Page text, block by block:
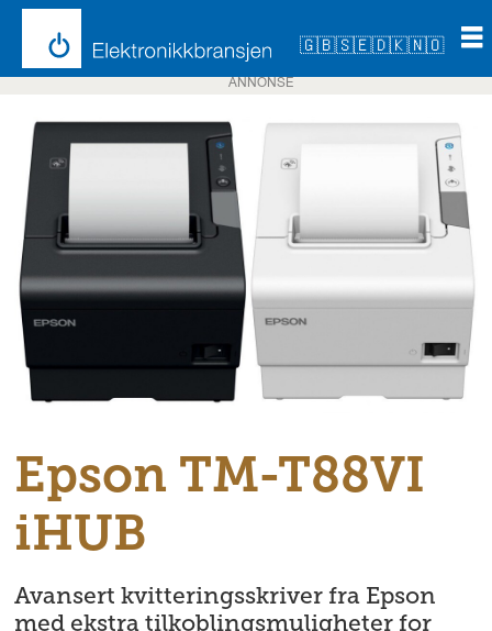
🇬🇧🇸🇪🇩🇰🇳🇴
ANNONSE
Epson TM-T88VI
iHUB
Avansert kvitteringsskriver fra Epson
med ekstra tilkoblingsmuligheter for